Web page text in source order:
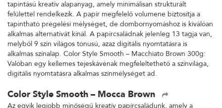
tapintású kreatív alapanyag, amely minimálisan strukturált
felülettel rendelkezik. A papír megfelelő volumene biztosítja a
tapintható prégelési mélységet, de dombornyomáshoz is kiválóan
alkalmas alternatívát kínál. A papírcsaládnak jelenleg 13 tagja van,
melyből 9 szín világos tónusú, azaz digitális nyomtatásra is
alkalmas színalap. Color Style Smooth – Macchiato Brown 300g:
Valóban egy kellemes tejeskávénak megfeleltethető a színvilága,
digitális nyomtatásra alkalmas színmélységet ad.
Color Style Smooth – Mocca Brown
Az egyik legjobb minőségű kreatív papírcsaládunk, amely a